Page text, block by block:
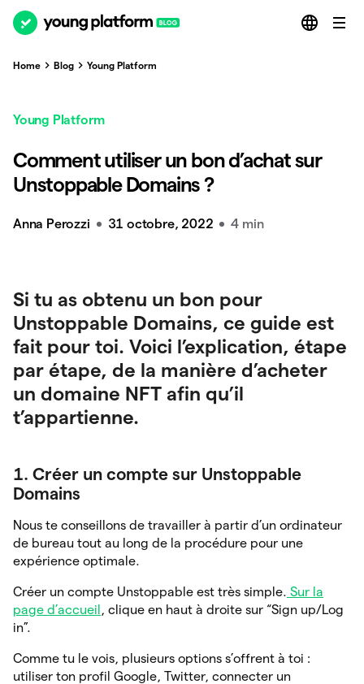
Home Blog Young Platform
Young Platform
Comment utiliser un bon d’achat sur
Unstoppable Domains ?
Anna Perozzi 31 octobre, 2022 4 min
Si tu as obtenu un bon pour
Unstoppable Domains, ce guide est
fait pour toi. Voici l’explication, étape
par étape, de la manière d’acheter
un domaine NFT afin qu’il
t’appartienne.
1. Créer un compte sur Unstoppable
Domains
Nous te conseillons de travailler à partir d’un ordinateur
de bureau tout au long de la procédure pour une
expérience optimale.
Créer un compte Unstoppable est très simple. Sur la
page d’accueil , clique en haut à droite sur “Sign up/Log
in”.
Comme tu le vois, plusieurs options s’offrent à toi :
utiliser ton profil Google, Twitter, connecter un